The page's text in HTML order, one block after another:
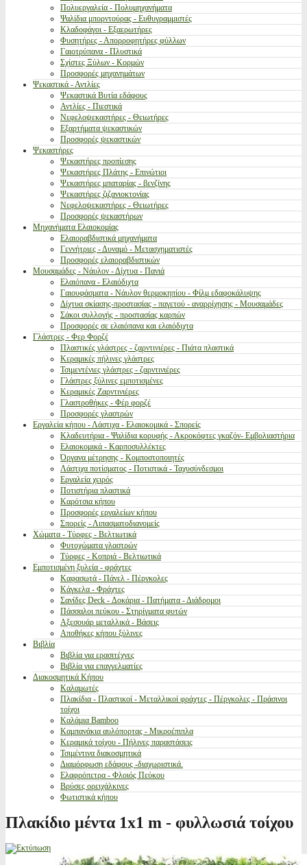
Πολυεργαλεία - Πολυμηχανήματα
Ψαλίδια μπορντούρας - Ευθυγραμμιστές
Κλαδοφάγοι - Εξαερωτήρες
Φυσητήρες - Απορροφητήρες φύλλων
Γαιοτρύπανα - Πλυστικά
Σχίστες Ξύλων - Κορμών
Προσφορές μηχανημάτων
Ψεκαστικά - Αντλίες
Ψεκαστικά Βυτία εδάφους
Αντλίες - Πιεστικά
Νεφελοψεκαστήρες - Θειωτήρες
Εξαρτήματα ψεκαστικών
Προσφορές ψεκαστικών
Ψεκαστήρες
Ψεκαστήρες προπίεσης
Ψεκαστήρες Πλάτης - Επινώτιοι
Ψεκαστήρες μπαταρίας - βενζίνης
Ψεκαστήρες ζιζανιοκτονίας
Νεφελοψεκαστήρες - Θειωτήρες
Προσφορές ψεκαστήρων
Μηχανήματα Ελαιοκομίας
Ελαιοραβδιστικά μηχανήματα
Γεννήτριες - Δυναμό - Μετασχηματιστές
Προσφορές ελαιοραβδιστικών
Μουσαμάδες - Νάυλον - Δίχτυα - Πανιά
Ελαιόπανα - Ελαιόδιχτα
Γαιουφάσματα - Νάυλον θερμοκηπίου - Φίλμ εδαφοκάλυψης
Δίχτυα σκίασης-προστασίας - παγετού - αναρρίχησης - Μουσαμάδες
Σάκοι συλλογής - προστασίας καρπών
Προσφορές σε ελαιόπανα και ελαιόδιχτα
Γλάστρες - Φερ Φορζέ
Πλαστικές γλάστρες - ζαρντινιέρες - Πιάτα πλαστικά
Κεραμικές πήλινες γλάστρες
Τσιμεντένιες γλάστρες - ζαρντινιέρες
Γλάστρες ξύλινες εμποτισμένες
Κεραμικές Ζαρντινιέρες
Γλαστροθήκες - Φέρ φορζέ
Προσφορές γλαστρών
Εργαλεία κήπου - Λάστιχα - Ελαιοκομικά - Σπορείς
Κλαδευτήρια - Ψαλίδια κορυφής - Ακροκόφτες γκαζόν- Εμβολιαστήρια
Ελαιοκομικά - Καρποσυλλέκτες
Όργανα μέτρησης - Κομποστοποιητές
Λάστιχα ποτίσματος - Ποτιστικά - Ταχυσύνδεσμοι
Εργαλεία χειρός
Ποτιστήρια πλαστικά
Καρότσια κήπου
Προσφορές εργαλείων κήπου
Σπορείς - Λιπασματοδιανομείς
Χώματα - Τύρφες - Βελτιωτικά
Φυτοχώματα γλαστρών
Τύρφες - Κοπριά - Βελτιωτικά
Εμποτισμένη ξυλεία - φράχτες
Καφασωτά - Πάνελ - Πέργκολες
Κάγκελα - Φράχτες
Σανίδες Deck - Δοκάρια - Πατήματα - Διάδρομοι
Πάσσαλοι πεύκου - Στηρίγματα φυτών
Αξεσουάρ μεταλλικά - Βάσεις
Αποθήκες κήπου ξύλινες
Βιβλία
Βιβλία για ερασιτέχνες
Βιβλία για επαγγελματίες
Διακοσμητικά Κήπου
Καλαμωτές
Πλακίδια - Πλαστικοί - Μεταλλικοί φράχτες - Πέργκολες - Πράσινοι
τοίχοι
Καλάμια Bamboo
Καμπανάκια αυλόπορτας - Μικροέπιπλα
Κεραμικά τοίχου - Πήλινες παραστάσεις
Τσιμέντινα διακοσμητικά
Διαμόρφωση εδάφους -διαχωριστικά.
Ελαφρόπετρα - Φλοιός Πεύκου
Βρύσες ορειχάλκινες
Φωτιστικά κήπου
Πλακίδιο μέντα 1x1 m - φυλλωσιά τοίχου